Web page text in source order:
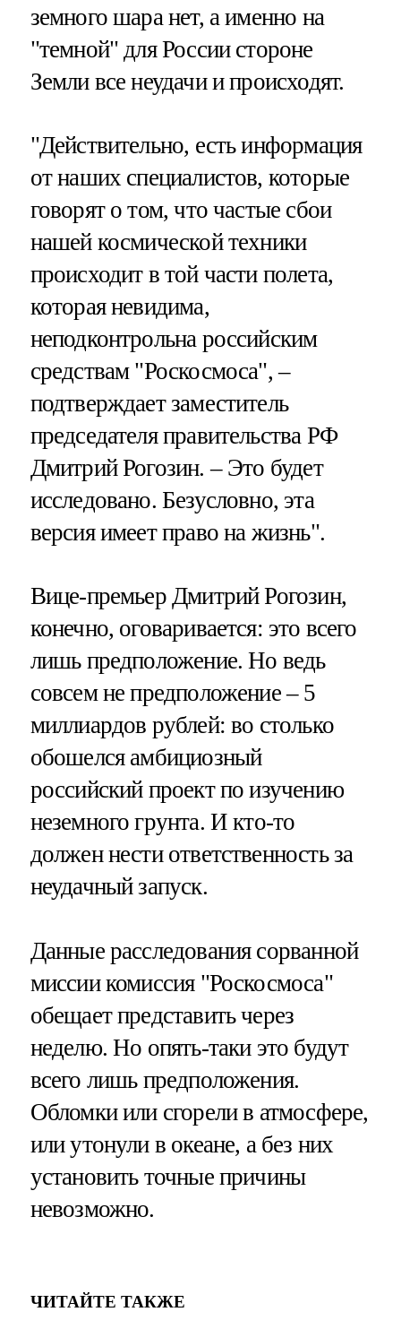
земного шара нет, а именно на
"темной" для России стороне
Земли все неудачи и происходят.
"Действительно, есть информация
от наших специалистов, которые
говорят о том, что частые сбои
нашей космической техники
происходит в той части полета,
которая невидима,
неподконтрольна российским
средствам "Роскосмоса", –
подтверждает заместитель
председателя правительства РФ
Дмитрий Рогозин. – Это будет
исследовано. Безусловно, эта
версия имеет право на жизнь".
Вице-премьер Дмитрий Рогозин,
конечно, оговаривается: это всего
лишь предположение. Но ведь
совсем не предположение – 5
миллиардов рублей: во столько
обошелся амбициозный
российский проект по изучению
неземного грунта. И кто-то
должен нести ответственность за
неудачный запуск.
Данные расследования сорванной
миссии комиссия "Роскосмоса"
обещает представить через
неделю. Но опять-таки это будут
всего лишь предположения.
Обломки или сгорели в атмосфере,
или утонули в океане, а без них
установить точные причины
невозможно.
ЧИТАЙТЕ ТАКЖЕ